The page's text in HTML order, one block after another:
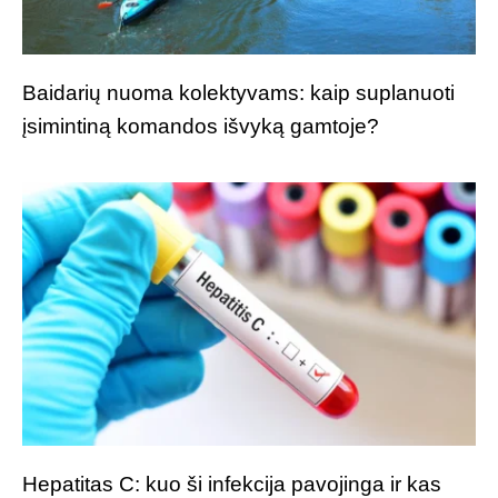
Baidarių nuoma kolektyvams: kaip suplanuoti
įsimintiną komandos išvyką gamtoje?
Hepatitas C: kuo ši infekcija pavojinga ir kas